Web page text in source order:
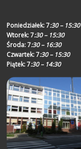
Poniedziałek:7:30 – 15:30
Wtorek:7:30 – 15:30
Środa:7:30 – 16:30
Czwartek:7:30 – 15:30
Piątek:7:30 – 14:30